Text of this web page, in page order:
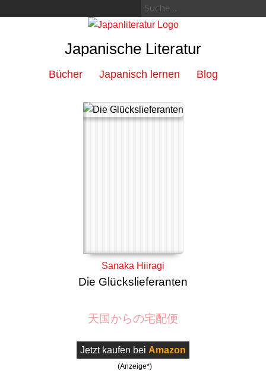
Japanische Literatur
Bücher Japanisch lernen Blog
Sanaka Hiiragi
Die Glückslieferanten
天国からの宅配便
Jetzt kaufen bei Amazon
(Anzeige*)